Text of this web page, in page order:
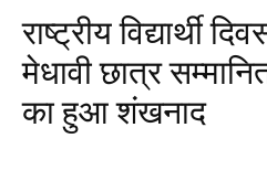
राष्ट्रीय विद्यार्थी
मेधावी छात्र
का हुआ शंखनाद